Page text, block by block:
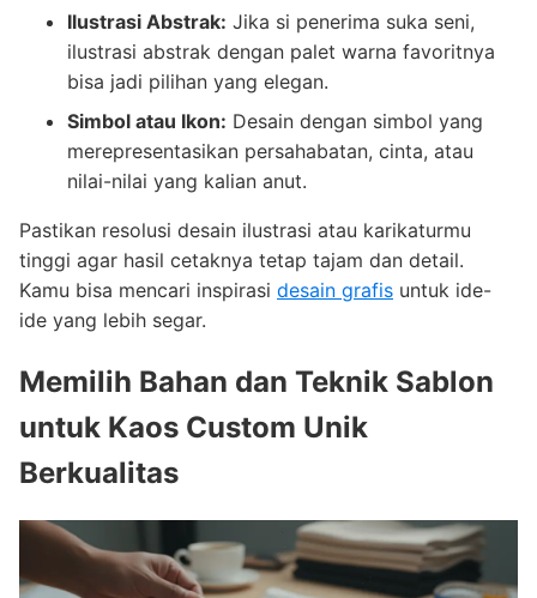
Ilustrasi Abstrak: Jika si penerima suka seni,
ilustrasi abstrak dengan palet warna favoritnya
bisa jadi pilihan yang elegan.
Simbol atau Ikon: Desain dengan simbol yang
merepresentasikan persahabatan, cinta, atau
nilai-nilai yang kalian anut.
Pastikan resolusi desain ilustrasi atau karikaturmu
tinggi agar hasil cetaknya tetap tajam dan detail.
Kamu bisa mencari inspirasi desain grafis untuk ide-
ide yang lebih segar.
Memilih Bahan dan Teknik Sablon
untuk Kaos Custom Unik
Berkualitas